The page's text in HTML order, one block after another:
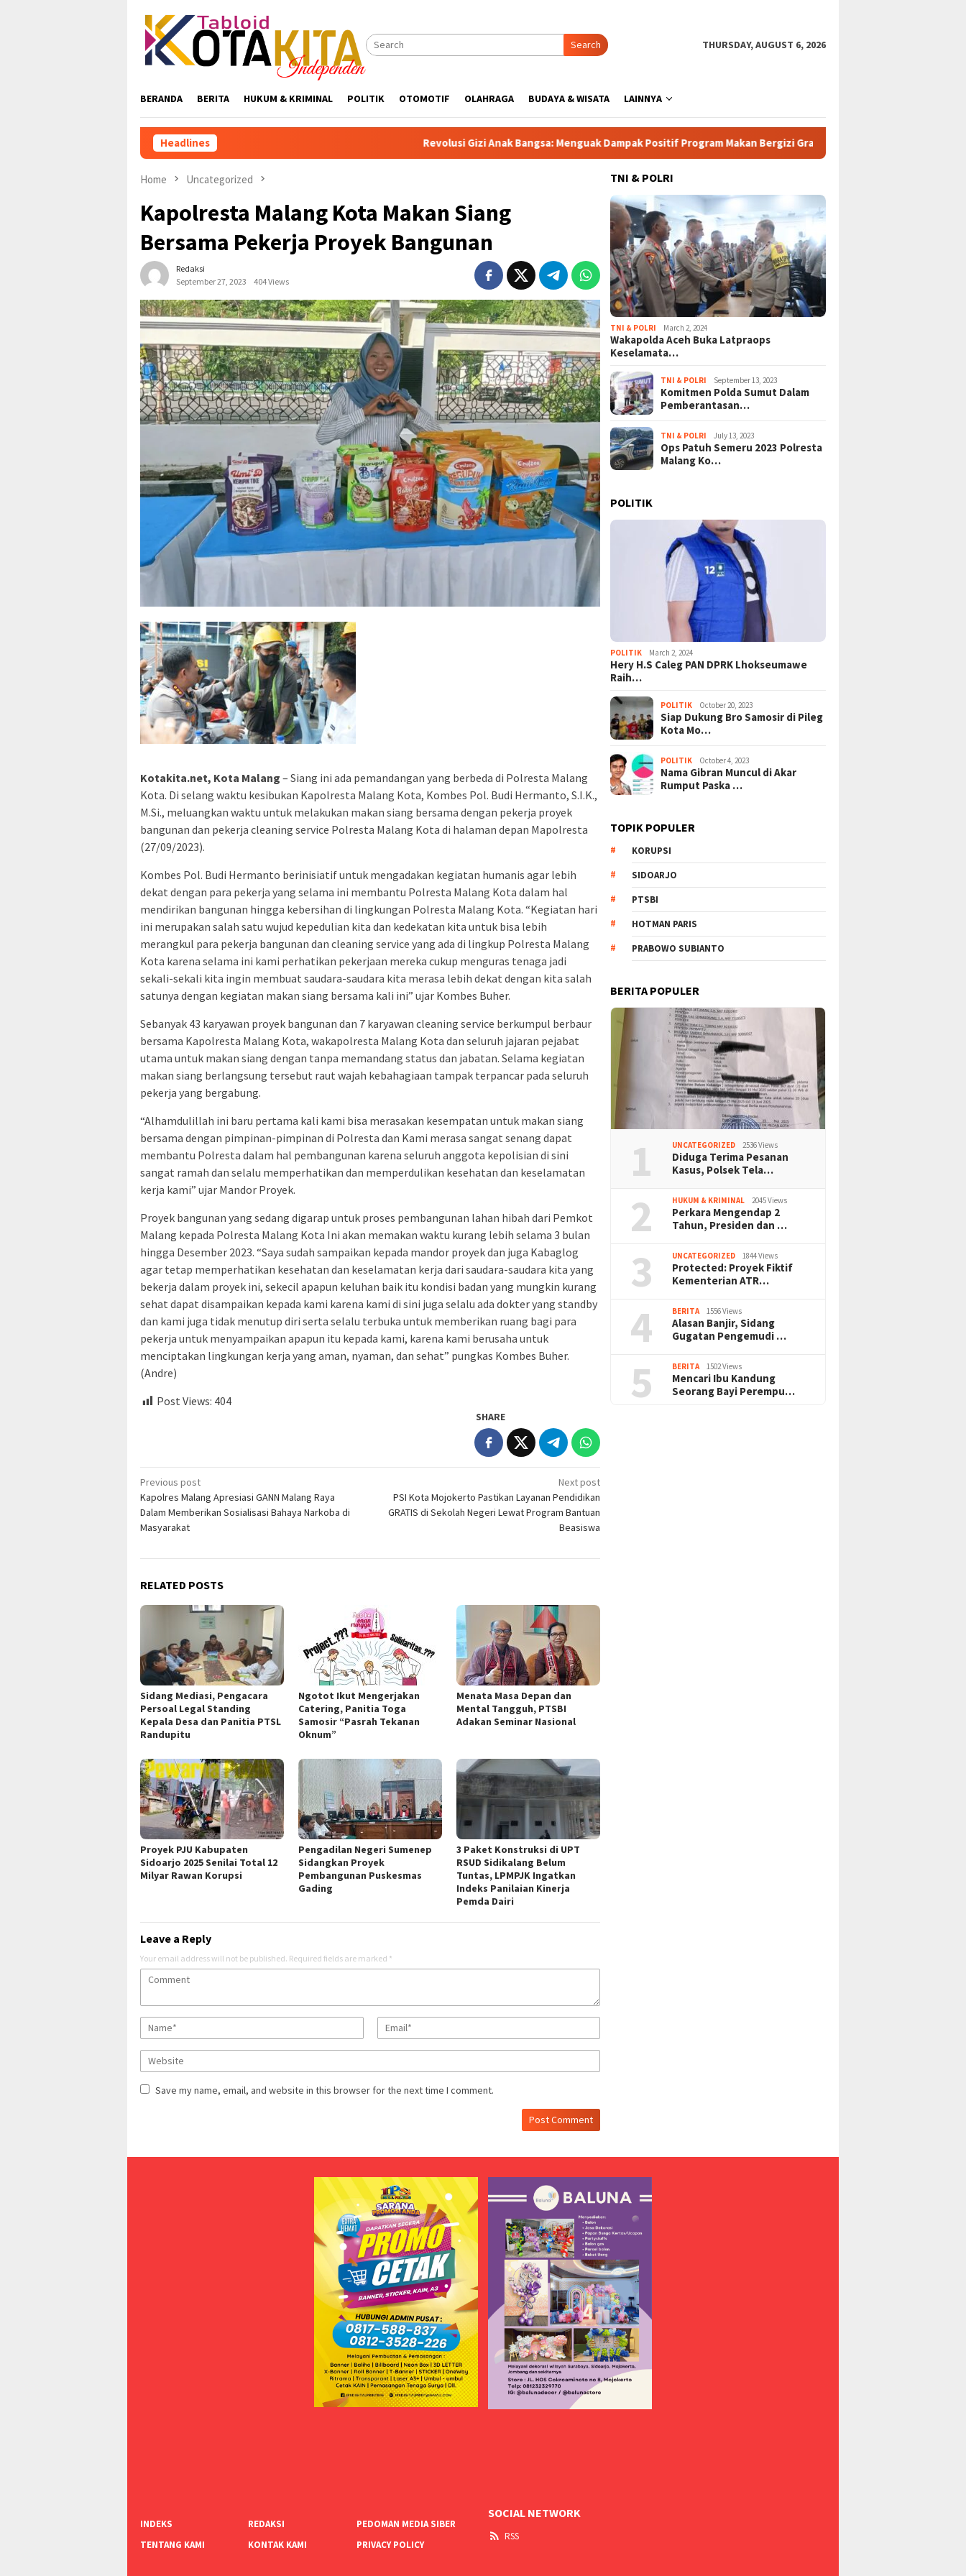
content
Search THURSDAY, AUGUST 6, 2026
BERANDA BERITA HUKUM & KRIMINAL POLITIK OTOMOTIF OLAHRAGA BUDAYA & WISATA LAINNYA
Headlines Revolusi Gizi Anak Bangsa: Menguak Dampak Positif Program Makan Bergizi Gratis di Sekolah
Home Uncategorized
Kapolresta Malang Kota Makan Siang
Bersama Pekerja Proyek Bangunan
Redaksi
September 27, 2023
404 Views
Kotakita.net, Kota Malang – Siang ini ada pemandangan yang berbeda di Polresta Malang
Kota. Di selang waktu kesibukan Kapolresta Malang Kota, Kombes Pol. Budi Hermanto, S.I.K.,
M.Si., meluangkan waktu untuk melakukan makan siang bersama dengan pekerja proyek
bangunan dan pekerja cleaning service Polresta Malang Kota di halaman depan Mapolresta
(27/09/2023).
Kombes Pol. Budi Hermanto berinisiatif untuk mengadakan kegiatan humanis agar lebih
dekat dengan para pekerja yang selama ini membantu Polresta Malang Kota dalam hal
mendirikan bangunan hingga kebersihan di lingkungan Polresta Malang Kota. “Kegiatan hari
ini merupakan salah satu wujud kepedulian kita dan kedekatan kita untuk bisa lebih
merangkul para pekerja bangunan dan cleaning service yang ada di lingkup Polresta Malang
Kota karena selama ini kami perhatikan pekerjaan mereka cukup menguras tenaga jadi
sekali-sekali kita ingin membuat saudara-saudara kita merasa lebih dekat dengan kita salah
satunya dengan kegiatan makan siang bersama kali ini” ujar Kombes Buher.
Sebanyak 43 karyawan proyek bangunan dan 7 karyawan cleaning service berkumpul berbaur
bersama Kapolresta Malang Kota, wakapolresta Malang Kota dan seluruh jajaran pejabat
utama untuk makan siang dengan tanpa memandang status dan jabatan. Selama kegiatan
makan siang berlangsung tersebut raut wajah kebahagiaan tampak terpancar pada seluruh
pekerja yang bergabung.
“Alhamdulillah ini baru pertama kali kami bisa merasakan kesempatan untuk makan siang
bersama dengan pimpinan-pimpinan di Polresta dan Kami merasa sangat senang dapat
membantu Polresta dalam hal pembangunan karena seluruh anggota kepolisian di sini
sangat ramah dan selalu memperhatikan dan memperdulikan kesehatan dan keselamatan
kerja kami” ujar Mandor Proyek.
Proyek bangunan yang sedang digarap untuk proses pembangunan lahan hibah dari Pemkot
Malang kepada Polresta Malang Kota Ini akan memakan waktu kurang lebih selama 3 bulan
hingga Desember 2023. “Saya sudah sampaikan kepada mandor proyek dan juga Kabaglog
agar tetap memperhatikan kesehatan dan keselamatan kerja dari saudara-saudara kita yang
bekerja dalam proyek ini, sekecil apapun keluhan baik itu kondisi badan yang mungkin kurang
sehat dapat disampaikan kepada kami karena kami di sini juga selalu ada dokter yang standby
dan kami juga tidak menutup diri serta selalu terbuka untuk memberikan ruang bagi para
pekerja untuk menyampaikan apapun itu kepada kami, karena kami berusaha untuk
menciptakan lingkungan kerja yang aman, nyaman, dan sehat” pungkas Kombes Buher.
(Andre)
Post Views: 404
SHARE
Post
navigation
Previous post
Kapolres Malang Apresiasi GANN Malang Raya
Dalam Memberikan Sosialisasi Bahaya Narkoba di
Masyarakat
Next post
PSI Kota Mojokerto Pastikan Layanan Pendidikan
GRATIS di Sekolah Negeri Lewat Program Bantuan
Beasiswa
RELATED POSTS
Sidang Mediasi, Pengacara
Persoal Legal Standing
Kepala Desa dan Panitia PTSL
Randupitu
Ngotot Ikut Mengerjakan
Catering, Panitia Toga
Samosir “Pasrah Tekanan
Oknum”
Menata Masa Depan dan
Mental Tangguh, PTSBI
Adakan Seminar Nasional
Proyek PJU Kabupaten
Sidoarjo 2025 Senilai Total 12
Milyar Rawan Korupsi
Pengadilan Negeri Sumenep
Sidangkan Proyek
Pembangunan Puskesmas
Gading
3 Paket Konstruksi di UPT
RSUD Sidikalang Belum
Tuntas, LPMPJK Ingatkan
Indeks Panilaian Kinerja
Pemda Dairi
Leave a Reply
Your email address will not be published. Required fields are marked *
Save my name, email, and website in this browser for the next time I comment.
TNI & POLRI
TNI & POLRI March 2, 2024
Wakapolda Aceh Buka Latpraops
Keselamata…
TNI & POLRI September 13, 2023
Komitmen Polda Sumut Dalam
Pemberantasan…
TNI & POLRI July 13, 2023
Ops Patuh Semeru 2023 Polresta
Malang Ko…
POLITIK
POLITIK March 2, 2024
Hery H.S Caleg PAN DPRK Lhokseumawe
Raih…
POLITIK October 20, 2023
Siap Dukung Bro Samosir di Pileg
Kota Mo…
POLITIK October 4, 2023
Nama Gibran Muncul di Akar
Rumput Paska …
TOPIK POPULER
KORUPSI
SIDOARJO
PTSBI
HOTMAN PARIS
PRABOWO SUBIANTO
BERITA POPULER
1 UNCATEGORIZED 2536 Views
Diduga Terima Pesanan
Kasus, Polsek Tela…
2 HUKUM & KRIMINAL 2045 Views
Perkara Mengendap 2
Tahun, Presiden dan …
3 UNCATEGORIZED 1844 Views
Protected: Proyek Fiktif
Kementerian ATR…
4 BERITA 1556 Views
Alasan Banjir, Sidang
Gugatan Pengemudi …
5 BERITA 1502 Views
Mencari Ibu Kandung
Seorang Bayi Perempu…
INDEKS REDAKSI
PEDOMAN MEDIA SIBER
TENTANG KAMI
KONTAK KAMI PRIVACY POLICY
SOCIAL NETWORK
RSS